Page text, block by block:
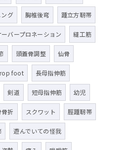
グ 胸椎後弯 踵立方靭帯
ーバープロネーション 縫工筋
頭蓋骨調整 仙骨
foot 長母指伸筋
剣道 短母指伸筋 幼児
折 スクワット 脛踵靭帯
遊んでいての怪我